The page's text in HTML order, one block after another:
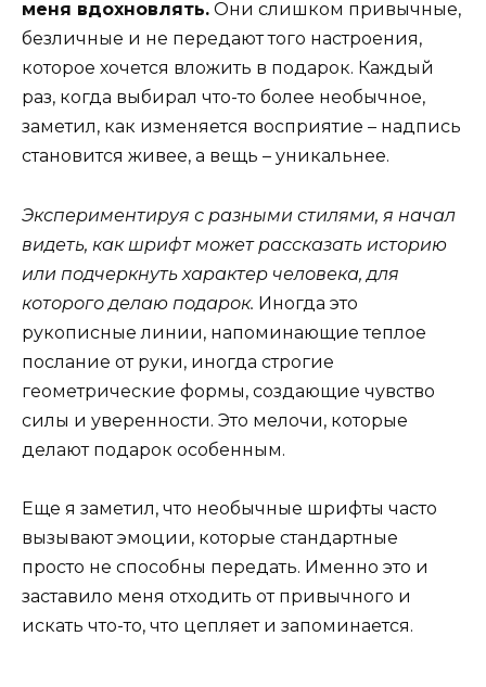
меня вдохновлять. Они слишком привычные,
безличные и не передают того настроения,
которое хочется вложить в подарок. Каждый
раз, когда выбирал что-то более необычное,
заметил, как изменяется восприятие – надпись
становится живее, а вещь – уникальнее.
Экспериментируя с разными стилями, я начал
видеть, как шрифт может рассказать историю
или подчеркнуть характер человека, для
которого делаю подарок. Иногда это
рукописные линии, напоминающие теплое
послание от руки, иногда строгие
геометрические формы, создающие чувство
силы и уверенности. Это мелочи, которые
делают подарок особенным.
Еще я заметил, что необычные шрифты часто
вызывают эмоции, которые стандартные
просто не способны передать. Именно это и
заставило меня отходить от привычного и
искать что-то, что цепляет и запоминается.